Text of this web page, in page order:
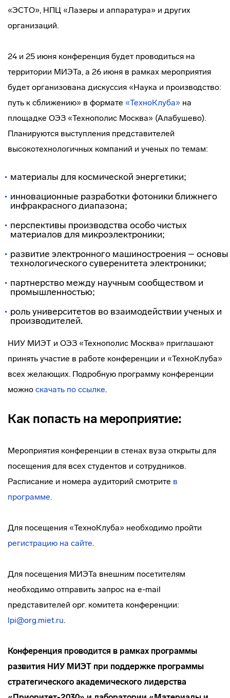
«ЭСТО», НПЦ «Лазеры и аппаратура» и других
организаций.
24 и 25 июня конференция будет проводиться на
территории МИЭТа, а 26 июня в рамках мероприятия
будет организована дискуссия «Наука и производство:
путь к сближению» в формате «ТехноКлуба» на
площадке ОЭЗ «Технополис Москва» (Алабушево).
Планируются выступления представителей
высокотехнологичных компаний и ученых по темам:
материалы для космической энергетики;
инновационные разработки фотоники ближнего
инфракрасного диапазона;
перспективы производства особо чистых
материалов для микроэлектроники;
развитие электронного машиностроения – основы
технологического суверенитета электроники;
партнерство между научным сообществом и
промышленностью;
роль университетов во взаимодействии ученых и
производителей.
НИУ МИЭТ и ОЭЗ «Технополис Москва» приглашают
принять участие в работе конференции и «ТехноКлуба»
всех желающих. Подробную программу конференции
можно скачать по ссылке.
Как попасть на мероприятие:
Мероприятия конференции в стенах вуза открыты для
посещения для всех студентов и сотрудников.
Расписание и номера аудиторий смотрите в
программе.
Для посещения «ТехноКлуба» необходимо пройти
регистрацию на сайте.
Для посещения МИЭТа внешним посетителям
необходимо отправить запрос на e-mail
представителей орг. комитета конференции:
lpi@org.miet.ru.
Конференция проводится в рамках программы
развития НИУ МИЭТ при поддержке программы
стратегического академического лидерства